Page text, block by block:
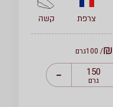
צרפת קשה
₪
/ 100 גרם
גרם